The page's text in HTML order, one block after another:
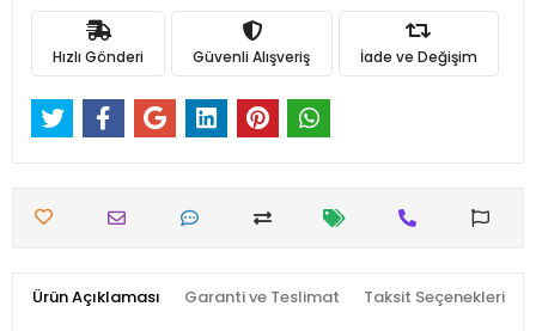
Hızlı Gönderi Güvenli Alışveriş İade ve Değişim
Ürün Açıklaması Garanti ve Teslimat Taksit Seçenekleri